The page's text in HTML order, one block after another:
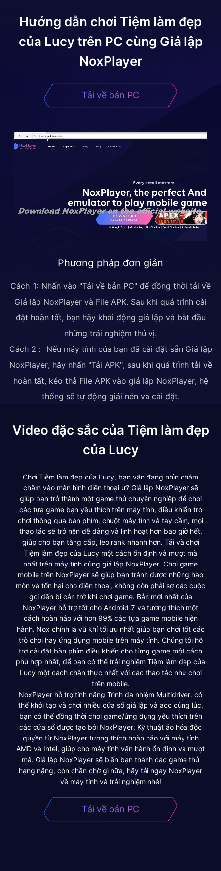
Hướng dẫn chơi Tiệm làm đẹp
của Lucytrên PC cùng Giả lập
NoxPlayer
Tải về bản PC
Phương pháp đơn giản
Cách 1: Nhấn vào "Tải về bản PC" để đồng thời tải về
Giả lập NoxPlayer và File APK. Sau khi quá trình cài
đặt hoàn tất, bạn hãy khởi động giả lập và bắt đầu
những trải nghiệm thú vị.
Cách 2： Nếu máy tính của bạn đã cài đặt sẵn Giả lập
NoxPlayer, hãy nhấn "Tải APK", sau khi quá trình tải về
hoàn tất, kéo thả File APK vào giả lập NoxPlayer, hệ
thống sẽ tự động giải nén và cài đặt.
Video đặc sắc của Tiệm làm đẹp
của Lucy
Chơi Tiệm làm đẹp của Lucy, bạn vẫn đang nhìn chằm
chằm vào màn hình điện thoại ư? Giả lập NoxPlayer sẽ
giúp bạn trở thành một game thủ chuyên nghiệp để chơi
các tựa game bạn yêu thích trên máy tính, điều khiển trò
chơi thông qua bàn phím, chuột máy tính và tay cầm, mọi
thao tác sẽ trở nên dễ dàng và linh hoạt hơn bao giờ hết,
giúp cho bạn tăng cấp, leo rank nhanh hơn. Tải và chơi
Tiệm làm đẹp của Lucy một cách ổn định và mượt mà
nhất trên máy tính cùng giả lập NoxPlayer. Chơi game
mobile trên NoxPlayer sẽ giúp bạn tránh được những hao
mòn và tổn hại cho điện thoại, không còn phải sợ các cuộc
gọi đến bị cản trở khi chơi game. Bản mới nhất của
NoxPlayer hỗ trợ tốt cho Android 7 và tương thích một
cách hoàn hảo với hơn 99% các tựa game mobile hiện
hành. Nox chính là vũ khí tối ưu nhất giúp bạn chơi tốt các
trò chơi hay ứng dụng mobile trên máy tính. Chúng tôi hỗ
trợ cài đặt bàn phím điều khiển cho từng game một cách
phù hợp nhất, để bạn có thể trải nghiệm Tiệm làm đẹp của
Lucy một cách chân thực nhất với các thao tác như chơi
trên mobile.
NoxPlayer hỗ trợ tính năng Trình đa nhiệm Multidriver, có
thể khởi tạo và chơi nhiều cửa sổ giả lập và acc cùng lúc,
bạn có thể đồng thời chơi game/ứng dụng yêu thích trên
các cửa sổ được tạo bởi NoxPlayer. Kỹ thuật ảo hóa độc
quyền từ NoxPlayer tương thích hoàn hảo với máy tính
AMD và Intel, giúp cho máy tính vận hành ổn định và mượt
mà. Giả lập NoxPlayer sẽ biến bạn thành các game thủ
hạng nặng, còn chần chờ gì nữa, hãy tải ngay NoxPlayer
về máy tính và trải nghiệm nhé!
Tải về bản PC